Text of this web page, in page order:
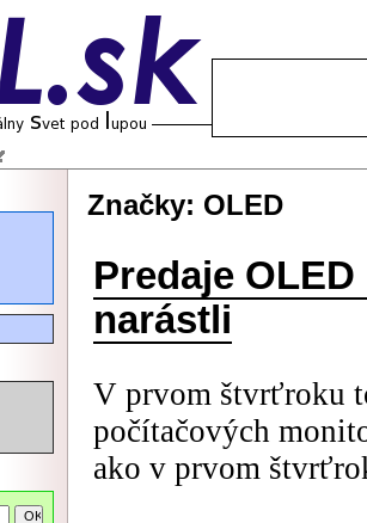
Značky: OLED
Predaje
narástli
V prvom štvrťroku
počítačových
ako v prvom